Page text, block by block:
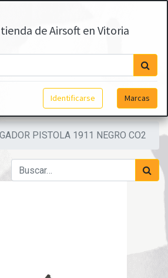
de Airsoft en Vitoria
Identificarse Marcas
PISTOLA 1911 NEGRO CO2